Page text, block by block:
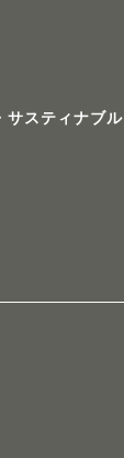
サスティナブル